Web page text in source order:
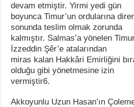
devam etmiştir. Yirmi yedi gün
boyunca Timur’un ordularına
sonunda teslim olmak zorunda
kalmıştır. Salmas’a yönelen
İzzeddin Şêr’e atalarından
miras kalan Hakkâri Emirliğini
olduğu gibi yönetmesine izin
vermiştir6.
Akkoyunlu Uzun Hasan’ın